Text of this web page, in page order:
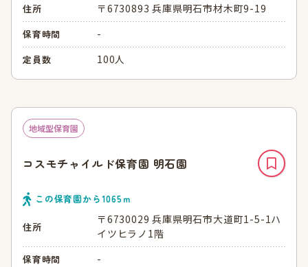
住所
〒6730893 兵庫県明石市材木町9-19
保育時間 -
定員数 100人
地域型保育園
コスモチャイルド保育園 明石園
この保育園から1065ｍ
住所
〒6730029 兵庫県明石市大道町1-5-1ハ
イツヒラノ1階
保育時間 -